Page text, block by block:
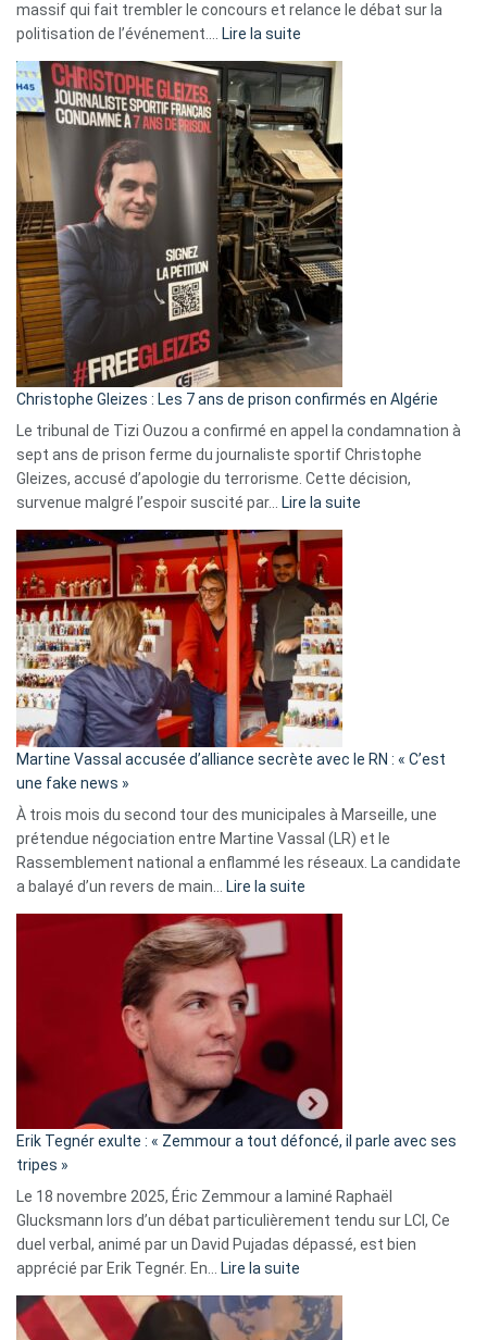
massif qui fait trembler le concours et relance le débat sur la
politisation de l’événement.… Lire la suite
Eurovision
2026
:
Pays-
Bas,
Espagne,
Irlande
et
Slovénie
rejettent
la
présence
d’Israël
Christophe Gleizes : Les 7 ans de prison confirmés en Algérie
Le tribunal de Tizi Ouzou a confirmé en appel la condamnation à
sept ans de prison ferme du journaliste sportif Christophe
Gleizes, accusé d’apologie du terrorisme. Cette décision,
survenue malgré l’espoir suscité par… Lire la suite
Algérie
Martine Vassal accusée d’alliance secrète avec le RN : « C’est
une fake news »
À trois mois du second tour des municipales à Marseille, une
prétendue négociation entre Martine Vassal (LR) et le
Rassemblement national a enflammé les réseaux. La candidate
a balayé d’un revers de main… Lire la suite
d’alliance
secrète
«
C’est
fake
news
»
Erik Tegnér exulte : « Zemmour a tout défoncé, il parle avec ses
tripes »
Le 18 novembre 2025, Éric Zemmour a laminé Raphaël
Glucksmann lors d’un débat particulièrement tendu sur LCI, Ce
duel verbal, animé par un David Pujadas dépassé, est bien
apprécié par Erik Tegnér. En… Lire la suite
Tegnér